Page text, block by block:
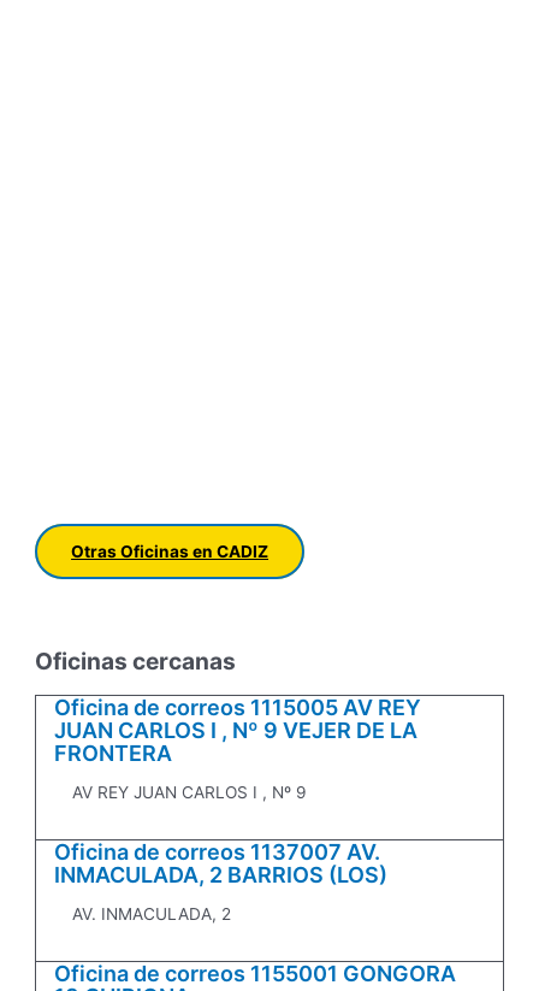
Otras Oficinas en CADIZ
Oficinas cercanas
Oficina de correos 1115005 AV REY
JUAN CARLOS I , Nº 9 VEJER DE LA
FRONTERA
AV REY JUAN CARLOS I , Nº 9
Oficina de correos 1137007 AV.
INMACULADA, 2 BARRIOS (LOS)
AV. INMACULADA, 2
Oficina de correos 1155001 GONGORA